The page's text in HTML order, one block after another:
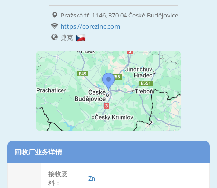
Pražská tř. 1146, 370 04 České Budějovice
https://corezinc.com
捷克
回收厂业务详情
接收废
料：
Zn